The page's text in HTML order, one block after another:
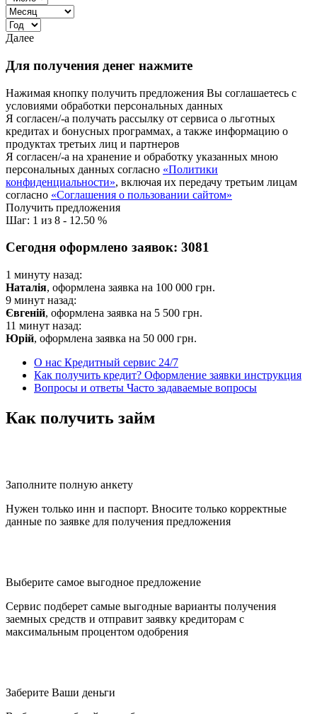
Далее
Для получения денег нажмите
Нажимая кнопку получить предложения Вы соглашаетесь с
условиями обработки персональных данных
Я согласен/-а получать рассылку от сервиса о льготных
кредитах и бонусных программах, а также информацию о
продуктах третьих лиц и партнеров
Я согласен/-а на хранение и обработку указанных мною
персональных данных согласно «Политики
конфиденциальности», включая их передачу третьим лицам
согласно «Соглашения о пользовании сайтом»
Получить предложения
Шаг: 1 из 8 - 12.50 %
Сегодня оформлено заявок: 3081
1 минуту назад:
Наталія, оформлена заявка на 100 000 грн.
9 минут назад:
Євгеній, оформлена заявка на 5 500 грн.
11 минут назад:
Юрій, оформлена заявка на 50 000 грн.
О нас Кредитный сервис 24/7
Как получить кредит? Оформление заявки инструкция
Вопросы и ответы Часто задаваемые вопросы
Как получить займ
Заполните полную анкету
Нужен только инн и паспорт. Вносите только корректные
данные по заявке для получения предложения
Выберите самое выгодное предложение
Сервис подберет самые выгодные варианты получения
заемных средств и отправит заявку кредиторам с
максимальным процентом одобрения
Заберите Ваши деньги